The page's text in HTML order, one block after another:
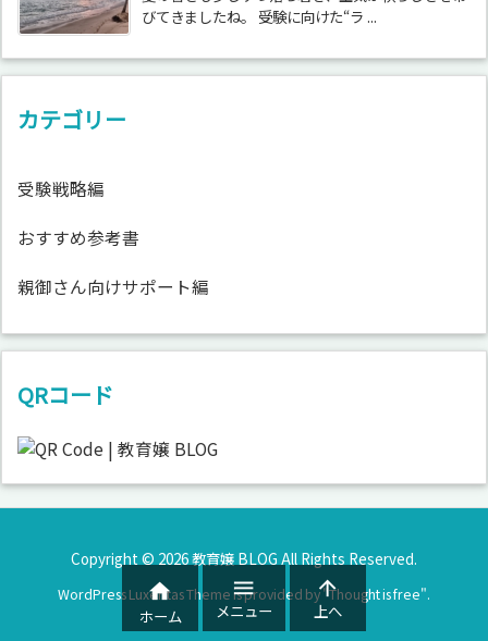
びてきましたね。 受験に向けた“ラ ...
カテゴリー
受験戦略編
おすすめ参考書
親御さん向けサポート編
QRコード
Copyright © 2026教育嬢 BLOG All Rights Reserved.
WordPress Luxeritas Theme is provided by "Thought is free".

ホーム

メニュー

上へ